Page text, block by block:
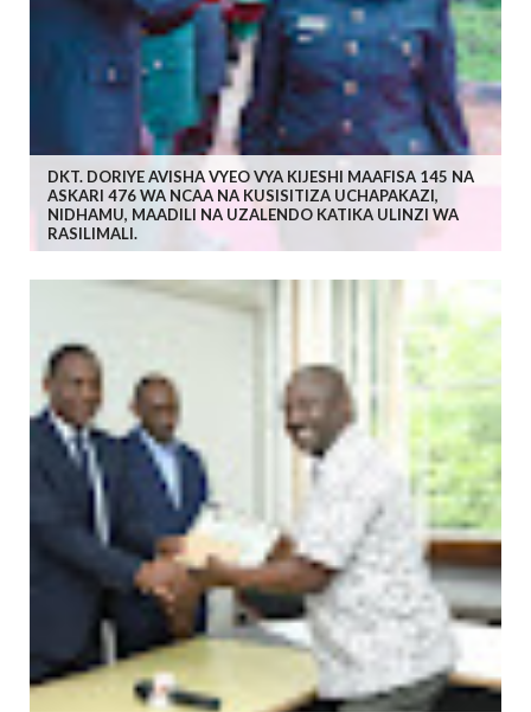
DKT. DORIYE AVISHA VYEO VYA KIJESHI MAAFISA 145 NA
ASKARI 476 WA NCAA NA KUSISITIZA UCHAPAKAZI,
NIDHAMU, MAADILI NA UZALENDO KATIKA ULINZI WA
RASILIMALI.